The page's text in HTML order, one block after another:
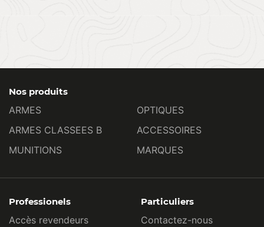
Nos produits
ARMES
ARMES CLASSEES B
MUNITIONS
OPTIQUES
ACCESSOIRES
MARQUES
Professionels
Accès revendeurs
Particuliers
Contactez-nous